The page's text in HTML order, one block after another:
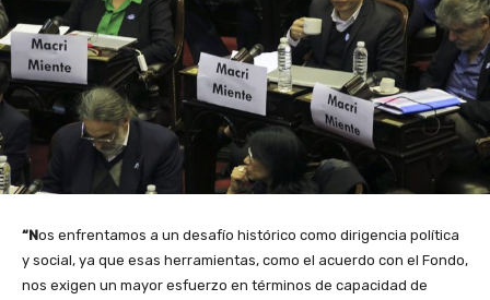
“Nos enfrentamos a un desafío histórico como dirigencia política
y social, ya que esas herramientas, como el acuerdo con el Fondo,
nos exigen un mayor esfuerzo en términos de capacidad de